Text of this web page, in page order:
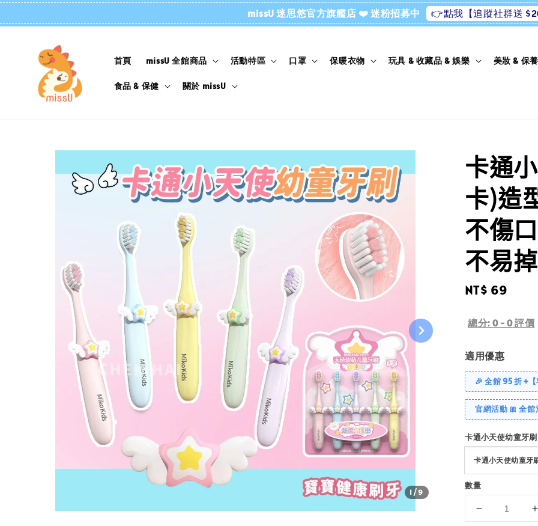
missU 迷思悠官方旗艦店 ❤️ 迷粉招募中 👉點我【追蹤社群送
首頁 missU 全館商品 活動特區 口罩 保暖衣物 玩具 & 收藏品 & 娛樂 美妝 & 保養
食品 & 保健 關於 missU
1/9
卡通
卡)造
不傷
不易
Regular
NT$ 69
總分: 0-0評價
適用優惠
🎉 全館 95 折 +
官網活動 🎀 全
卡通小天使幼童牙刷
數量